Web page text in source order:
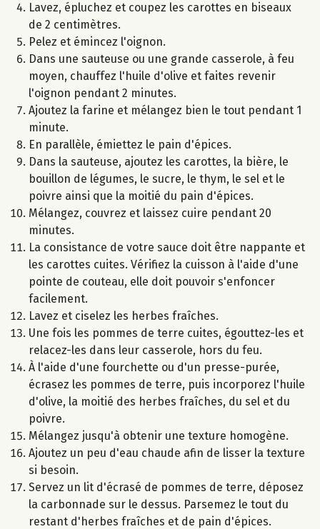
Lavez, épluchez et coupez les carottes en biseaux
de 2 centimètres.
Pelez et émincez l'oignon.
Dans une sauteuse ou une grande casserole, à feu
moyen, chauffez l'huile d'olive et faites revenir
l'oignon pendant 2 minutes.
Ajoutez la farine et mélangez bien le tout pendant 1
minute.
En parallèle, émiettez le pain d'épices.
Dans la sauteuse, ajoutez les carottes, la bière, le
bouillon de légumes, le sucre, le thym, le sel et le
poivre ainsi que la moitié du pain d'épices.
Mélangez, couvrez et laissez cuire pendant 20
minutes.
La consistance de votre sauce doit être nappante et
les carottes cuites. Vérifiez la cuisson à l'aide d'une
pointe de couteau, elle doit pouvoir s'enfoncer
facilement.
Lavez et ciselez les herbes fraîches.
Une fois les pommes de terre cuites, égouttez-les et
relacez-les dans leur casserole, hors du feu.
À l'aide d'une fourchette ou d'un presse-purée,
écrasez les pommes de terre, puis incorporez l'huile
d'olive, la moitié des herbes fraîches, du sel et du
poivre.
Mélangez jusqu'à obtenir une texture homogène.
Ajoutez un peu d'eau chaude afin de lisser la texture
si besoin.
Servez un lit d'écrasé de pommes de terre, déposez
la carbonnade sur le dessus. Parsemez le tout du
restant d'herbes fraîches et de pain d'épices.